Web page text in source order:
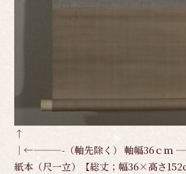
↑
｜←———-（軸先除く） 軸幅36ｃ
紙本（尺一立）【総丈；幅36×高さ